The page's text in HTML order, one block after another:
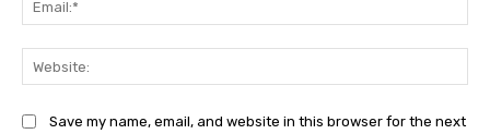
Save my name, email, and website in this browser for the next